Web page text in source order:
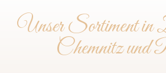
Unser Sortiment in
Chemnitz und